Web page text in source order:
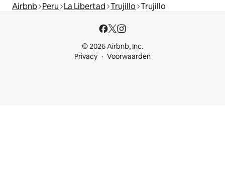
Airbnb Peru La Libertad Trujillo Trujillo
© 2026 Airbnb, Inc.
Privacy
Voorwaarden